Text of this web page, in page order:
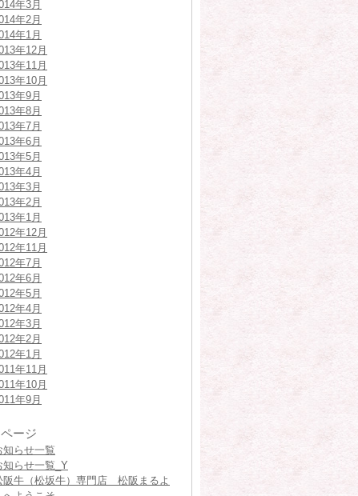
年3月
年2月
年1月
年12月
年11月
年10月
年9月
年8月
年7月
年6月
年5月
年4月
年3月
年2月
年1月
年12月
年11月
年7月
年6月
年5月
年4月
年3月
年2月
年1月
年11月
年10月
年9月
ージ
知らせ一覧
知らせ一覧_Y
阪牛（松坂牛）専門店 松阪まるよ